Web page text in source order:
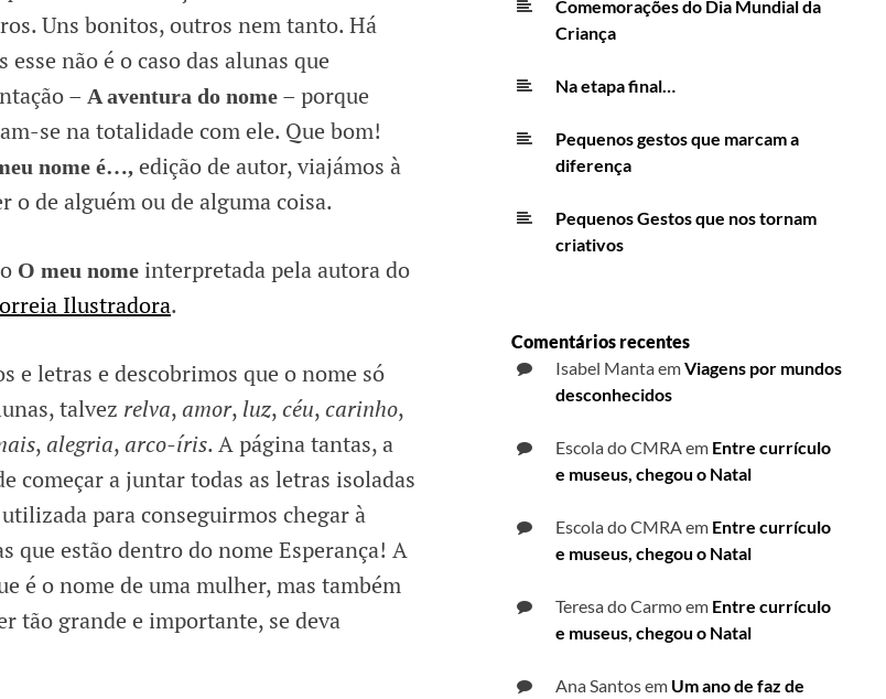
Uns bonitos, outros nem tanto. Há
não é o caso das alunas que
– A aventura do nome – porque
se na totalidade com ele. Que bom!
nome é…, edição de autor, viajámos à
o de alguém ou de alguma coisa.
O meu nome interpretada pela autora do
Ilustradora.
e letras e descobrimos que o nome só
talvez relva, amor, luz,céu,carinho,
, alegria, arco-íris. A página tantas, a
começar a juntar todas as letras isoladas
para conseguirmos chegar à
que estão dentro do nome Esperança! A
é o nome de uma mulher, mas também
tão grande e importante, se deva
Comemorações do Dia Mundial da
Criança
Na etapa final…
Pequenos gestos que marcam a
diferença
Pequenos Gestos que nos tornam
criativos
Comentários recentes
Isabel MantaemViagens por mundos
desconhecidos
Escola do CMRAem Entre currículo
e museus, chegou o Natal
Escola do CMRAem Entre currículo
e museus, chegou o Natal
Teresa do Carmoem Entre currículo
e museus, chegou o Natal
Ana Santosem Um ano de faz de